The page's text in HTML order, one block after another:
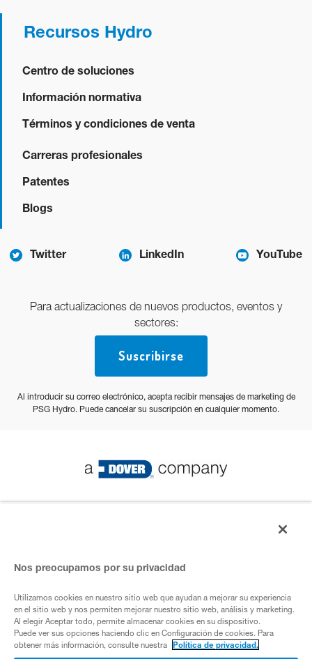
Recursos Hydro
Centro de soluciones
Información normativa
Términos y condiciones de venta
Carreras profesionales
Patentes
Blogs
Twitter LinkedIn YouTube
Para actualizaciones de nuevos productos, eventos y
sectores:
Suscribirse
Al introducir su correo electrónico, acepta recibir mensajes de marketing de
PSG Hydro. Puede cancelar su suscripción en cualquier momento.
Empresa de ADover
Cookies
Nos preocupamos por su privacidad
Utilizamos cookies en nuestro sitio web que ayudan a mejorar su experiencia
en el sitio web y nos permiten mejorar nuestro sitio web, análisis y marketing.
Al elegir Aceptar todo, permite almacenar cookies en su dispositivo.
Puede ver sus opciones haciendo clic en Configuración de cookies. Para
obtener más información, consulte nuestra
Política de privacidad.